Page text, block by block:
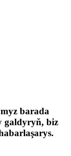
barada
galdyryň, biz